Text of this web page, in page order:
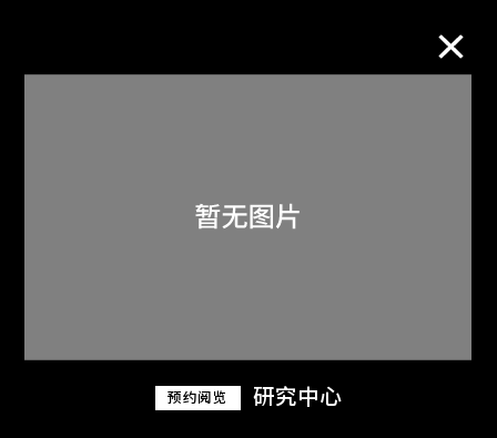
预约阅览 研究中心
关于M+藏品
探索世界顶级的二十及二十一世纪视觉